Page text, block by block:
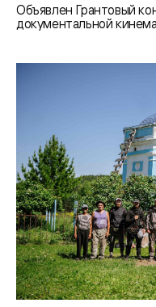
Объявлен Грантовый
документальной